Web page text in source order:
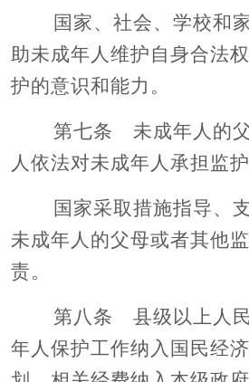
国家、社会、学校和
助未成年人维护自身合法
护的意识和能力。
第七条 未成年人的
人依法对未成年人承担监护
国家采取措施指导、
未成年人的父母或者其他
责。
第八条 县级以上人
年人保护工作纳入国民经